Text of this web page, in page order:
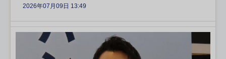
2026年07月09日 13:49